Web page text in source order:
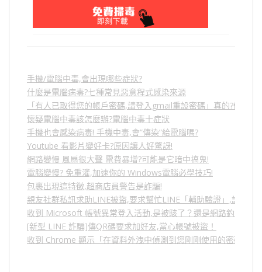
手機/電腦中毒,會出現哪些症狀?
什麼是電腦病毒?七種常見惡意程式感染來源
「有人已取得您的帳戶密碼,請登入gmail重設密碼」真的?假的?5
懷疑電腦中毒該怎麼辦?電腦中毒十症狀
手機也會感染病毒! 手機中毒,會”傳染”給電腦嗎?
Youtube 看影片變好卡?原因讓人好驚訝!
網路變慢 風扇很大聲 電費暴增?可能是它暗中搞鬼!
電腦變慢? 免重灌,加速你的 Windows電腦必學技巧!
包裹出現這特徵,超商店員警告是詐騙!
親友社群私訊求助LINE被盜,要求幫忙LINE「輔助驗證」,詐騙
收到 Microsoft 帳號異常登入活動,是被駭了？還是網路釣魚？
[新型 LINE 詐騙]傳QR碼要求加好友,當心帳號被盜！
收到 Chrome 顯示「在資料外洩中偵測到您剛剛使用的密碼」